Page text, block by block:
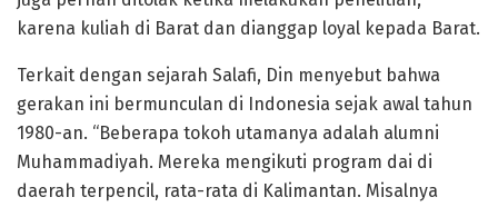
karena kuliah di Barat dan dianggap loyal kepada Barat.
Terkait dengan sejarah Salafi, Din menyebut bahwa
gerakan ini bermunculan di Indonesia sejak awal tahun
1980-an. “Beberapa tokoh utamanya adalah alumni
Muhammadiyah. Mereka mengikuti program dai di
daerah terpencil, rata-rata di Kalimantan. Misalnya